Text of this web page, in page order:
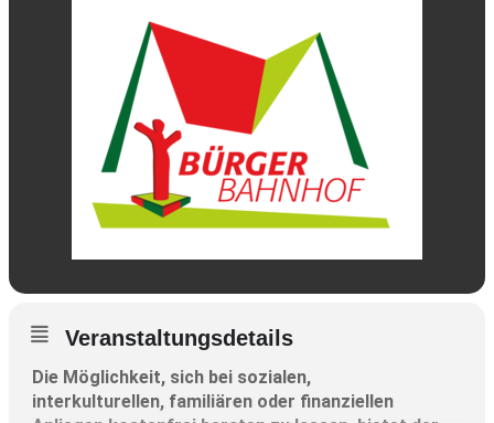
Veranstaltungsdetails
Die Möglichkeit, sich bei sozialen,
interkulturellen, familiären oder finanziellen